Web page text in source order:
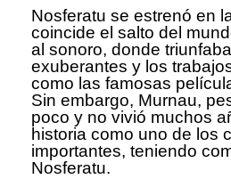
Nosferatu se estrenó en
coincide el salto del
al sonoro, donde
exuberantes y los
como las famosas
Sin embargo, Murnau,
poco y no vivió muchos
historia como uno de los
importantes, teniendo
Nosferatu.